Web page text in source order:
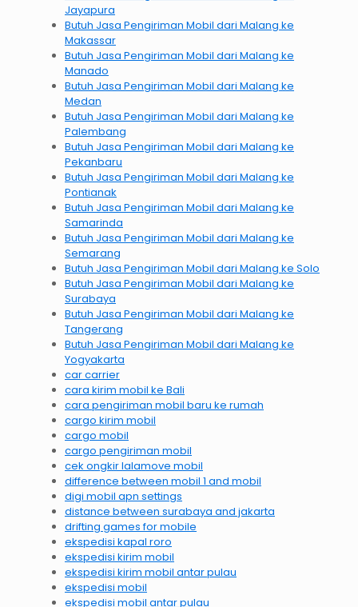
Jayapura
Butuh Jasa Pengiriman Mobil dari Malang ke
Makassar
Butuh Jasa Pengiriman Mobil dari Malang ke
Manado
Butuh Jasa Pengiriman Mobil dari Malang ke
Medan
Butuh Jasa Pengiriman Mobil dari Malang ke
Palembang
Butuh Jasa Pengiriman Mobil dari Malang ke
Pekanbaru
Butuh Jasa Pengiriman Mobil dari Malang ke
Pontianak
Butuh Jasa Pengiriman Mobil dari Malang ke
Samarinda
Butuh Jasa Pengiriman Mobil dari Malang ke
Semarang
Butuh Jasa Pengiriman Mobil dari Malang ke Solo
Butuh Jasa Pengiriman Mobil dari Malang ke
Surabaya
Butuh Jasa Pengiriman Mobil dari Malang ke
Tangerang
Butuh Jasa Pengiriman Mobil dari Malang ke
Yogyakarta
car carrier
cara kirim mobil ke Bali
cara pengiriman mobil baru ke rumah
cargo kirim mobil
cargo mobil
cargo pengiriman mobil
cek ongkir lalamove mobil
difference between mobil 1 and mobil
digi mobil apn settings
distance between surabaya and jakarta
drifting games for mobile
ekspedisi kapal roro
ekspedisi kirim mobil
ekspedisi kirim mobil antar pulau
ekspedisi mobil
ekspedisi mobil antar pulau